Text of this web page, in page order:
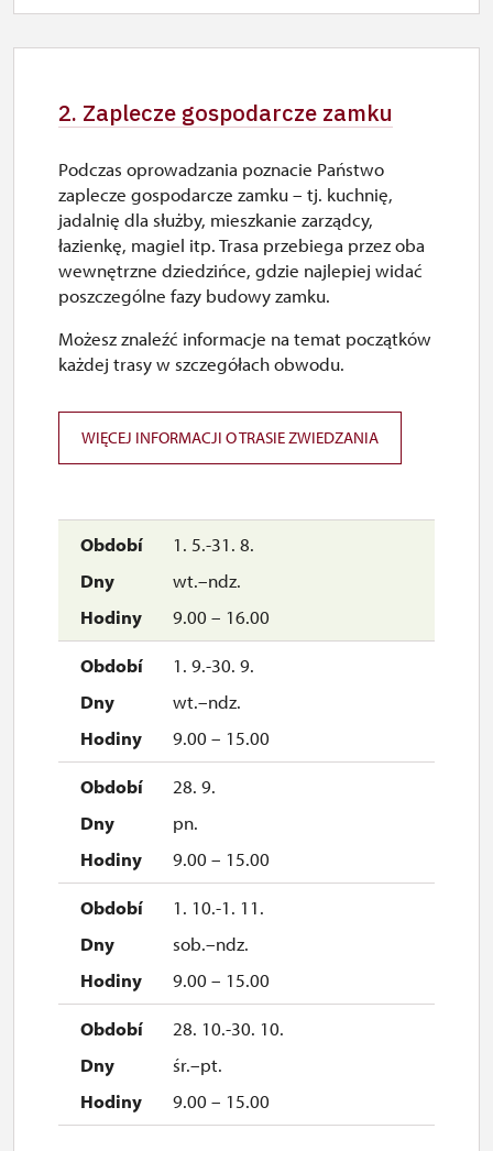
5. 12.-6. 12.
9.00 – 15.00
7. 12.-31. 12.
zamknięte
2027
1. 1.-24. 3.
2. Zaplecze gospodarcze zamku
1. 5.-31. 8.
wt.–ndz.
9.00 – 16.00
1. 9.-30. 9.
wt.–ndz.
9.00 – 15.00
28. 9.
pn.
9.00 – 15.00
1. 10.-1. 11.
sob.–ndz.
9.00 – 15.00
28. 10.-30. 10.
śr.–pt.
9.00 – 15.00
Podczas oprowadzania poznacie Państwo
zaplecze gospodarcze zamku – tj. kuchnię,
jadalnię dla służby, mieszkanie zarządcy,
łazienkę, magiel itp. Trasa przebiega przez oba
wewnętrzne dziedzińce, gdzie najlepiej widać
poszczególne fazy budowy zamku.
Możesz znaleźć informacje na temat początków
każdej trasy w szczegółach obwodu.
WIĘCEJ INFORMACJI O TRASIE ZWIEDZANIA